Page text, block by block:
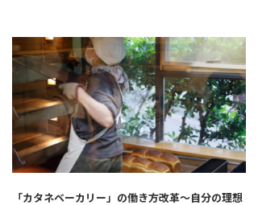
「カタネベーカリー」の働き方改革～自分の理想